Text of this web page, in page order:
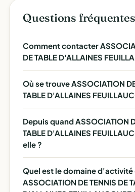
Questions fréquentes
Comment contacter
DE TABLE D'ALLAINES
Où se trouve ASSOCIATION
TABLE D'ALLAINES
Depuis quand ASSOCIATION
TABLE D'ALLAINES
elle ?
Quel est le domaine d'activité
ASSOCIATION DE TENNIS DE